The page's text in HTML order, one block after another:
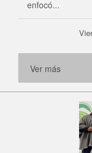
enfocó...
Ver más